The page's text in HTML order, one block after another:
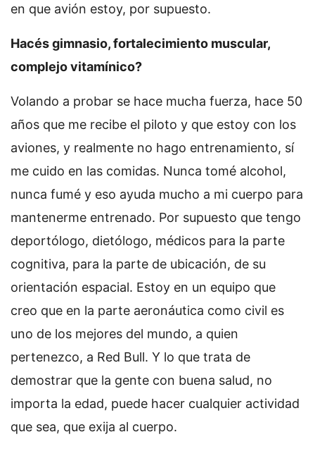
en que avión estoy, por supuesto.
Hacés gimnasio, fortalecimiento muscular,
complejo vitamínico?
Volando a probar se hace mucha fuerza, hace 50
años que me recibe el piloto y que estoy con los
aviones, y realmente no hago entrenamiento, sí
me cuido en las comidas. Nunca tomé alcohol,
nunca fumé y eso ayuda mucho a mi cuerpo para
mantenerme entrenado. Por supuesto que tengo
deportólogo, dietólogo, médicos para la parte
cognitiva, para la parte de ubicación, de su
orientación espacial. Estoy en un equipo que
creo que en la parte aeronáutica como civil es
uno de los mejores del mundo, a quien
pertenezco, a Red Bull. Y lo que trata de
demostrar que la gente con buena salud, no
importa la edad, puede hacer cualquier actividad
que sea, que exija al cuerpo.